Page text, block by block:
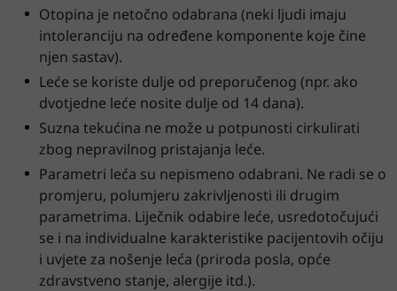
Otopina je netočno odabrana (neki ljudi imaju
intoleranciju na određene komponente koje čine
njen sastav).
Leće se koriste dulje od preporučenog (npr. ako
dvotjedne leće nosite dulje od 14 dana).
Suzna tekućina ne može u potpunosti cirkulirati
zbog nepravilnog pristajanja leće.
Parametri leća su nepismeno odabrani. Ne radi se o
promjeru, polumjeru zakrivljenosti ili drugim
parametrima. Liječnik odabire leće, usredotočujući
se i na individualne karakteristike pacijentovih očiju
i uvjete za nošenje leća (priroda posla, opće
zdravstveno stanje, alergije itd.).